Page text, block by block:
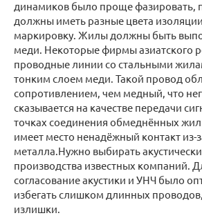
динамиков было проще фазировать,
должны иметь разные цвета
маркировку. Жилы должны быть
меди. Некоторые фирмы азиатского
проводные линии со стальными
тонким слоем меди. Такой провод
сопротивлением, чем медный, что
сказывается на качестве передачи
точках соединения обмеднённых
имеет место ненадёжный контакт из-
металла.Нужно выбирать
производства известных компаний.
согласование акустики и УНЧ было
избегать слишком длинных
излишки.